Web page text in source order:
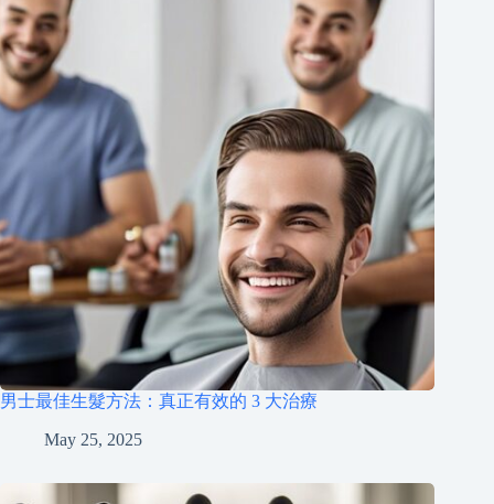
男士最佳生髮方法：真正有效的 3 大治療
May 25, 2025